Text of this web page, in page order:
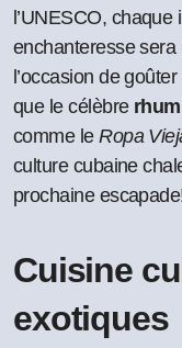
l’UNESCO,
enchanteresse
l’occasion de
que le célèbre
comme leRopa
culture cubaine
prochaine
Cuisine
exotiques